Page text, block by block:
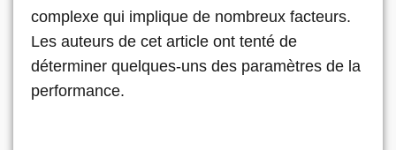
complexe qui implique de nombreux facteurs.
Les auteurs de cet article ont tenté de
déterminer quelques-uns des paramètres de la
performance.